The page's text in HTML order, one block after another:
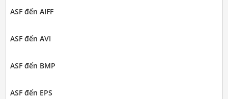
ASF đến AIFF
ASF đến AVI
ASF đến BMP
ASF đến EPS